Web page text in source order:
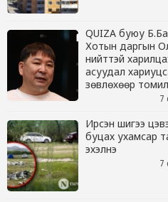
QUIZA буюу
Хотын даргын
нийттэй
асуудал
зөвлөхөөр
7
Ирсэн шигээ
буцах ухамсар
эхэлнэ
7